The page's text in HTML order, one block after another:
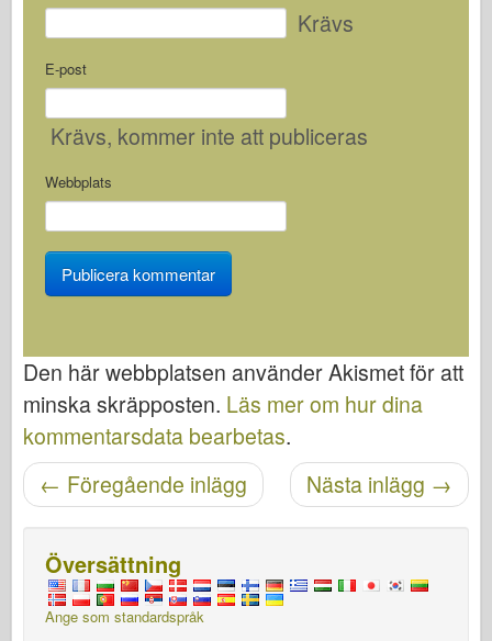
Krävs
E-post
Krävs, kommer inte att publiceras
Webbplats
Den här webbplatsen använder Akismet för att
minska skräpposten. Läs mer om hur dina
kommentarsdata bearbetas.
Posta navigering Nästa inlägg →
← Föregående inlägg
Översättning
Ange som standardspråk